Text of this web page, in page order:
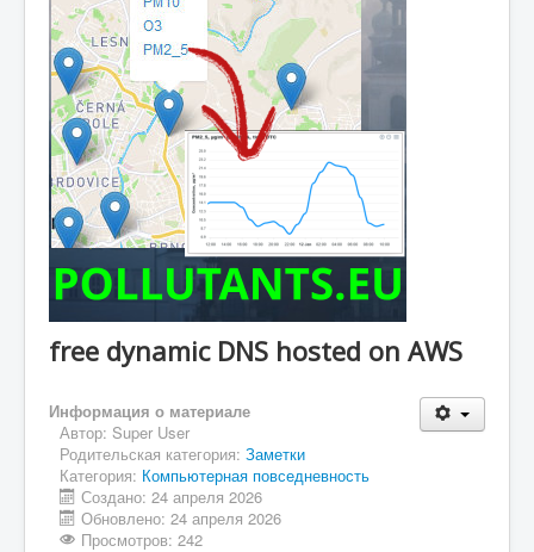
free dynamic DNS hosted on AWS
Информация о материале
Автор: Super User
Родительская категория: Заметки
Категория: Компьютерная повседневность
Создано: 24 апреля 2026
Обновлено: 24 апреля 2026
Просмотров: 242